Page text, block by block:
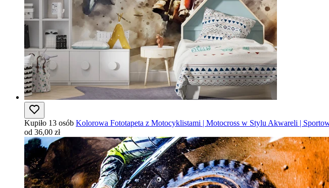
Kupiło 13 osób Kolorowa Fototapeta z Motocyklistami | Motocross w Stylu Akwareli |
od 36,00 zł